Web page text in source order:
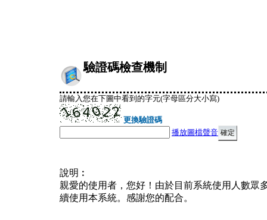
驗證碼檢查機制
請輸入您在下圖中看到的字元(字母區分大小寫)
更換驗證碼
播放圖檔聲音
說明︰
親愛的使用者，您好！由於目前系統使用人數眾
續使用本系統。感謝您的配合。